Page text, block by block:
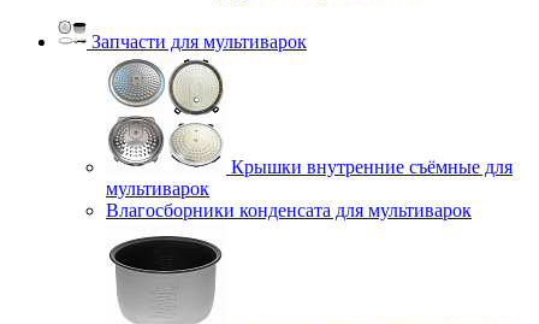
Запчасти для мультиварок
Крышки внутренние съёмные для
мультиварок
Влагосборники конденсата для мультиварок